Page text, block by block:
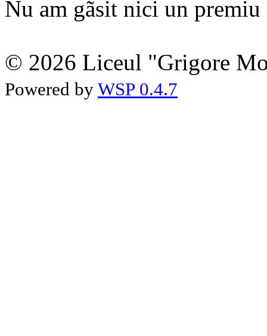
Nu am gãsit nici un premiu
© 2026 Liceul "Grigore
Powered by WSP 0.4.7